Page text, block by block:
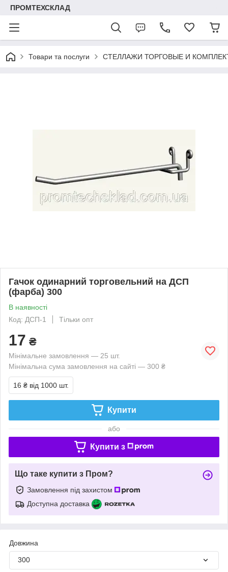
ПРОМТЕХСКЛАД
Товари та послуги СТЕЛЛАЖИ ТОРГОВЫЕ И
Гачок одинарний торговельний на ДСП
(фарба) 300
В наявності
Код: ДСП-1
Тільки опт
17 ₴
Мінімальне замовлення — 25 шт.
Мінімальна сума замовлення на сайті — 300 ₴
16 ₴ від 1000 шт.
Купити
або
Купити з
Що таке купити з Пром?
Замовлення під захистом
Доступна доставка
Довжина
300